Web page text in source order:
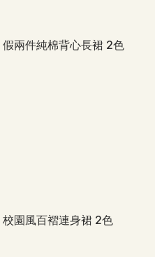
假兩件純棉背心長裙 2色
校園風百褶連身裙 2色